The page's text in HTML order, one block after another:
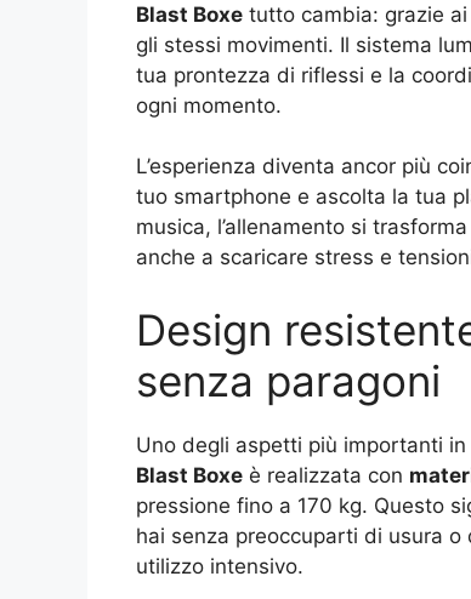
Blast Boxe tutto cambia: grazie ai
gli stessi movimenti. Il sistema
tua prontezza di riflessi e la
ogni momento.
L’esperienza diventa ancor più
tuo smartphone e ascolta la tua
musica, l’allenamento si
anche a scaricare stress e
Design
senza paragoni
Uno degli aspetti più importanti
Blast Boxe è realizzata con
pressione fino a 170 kg. Questo
hai senza preoccuparti di usura
utilizzo intensivo.